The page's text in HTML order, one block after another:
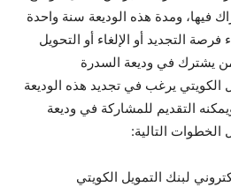
فيها، ومدة هذه الوديعة سنة واحدة
التجديد أو الإلغاء أو التحويل
يشترك في وديعة السدرة
الكويتي يرغب في تجديد هذه الوديعة
التقديم للمشاركة في وديعة
الخطوات التالية:
لبنك التمويل الكويتي